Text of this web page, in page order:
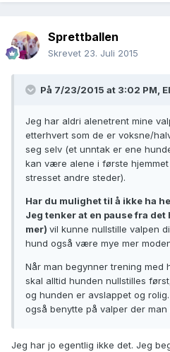
Sprettballen
Skrevet 23. Juli 2015
På 7/23/2015 at 3:02 PM,
Jeg har aldri alenetrent mine
etterhvert som de er voksne/
seg selv (et unntak er ene
kan være alene i første
stresset andre steder).
Har du mulighet til å ikke ha
Jeg tenker at en pause fra
mer) vil kunne nullstille valpen
hund også være mye mer
Når man begynner trening med
skal alltid hunden nullstilles
og hunden er avslappet og
også benytte på valper der man
Jeg har jo egentlig ikke det. Jeg